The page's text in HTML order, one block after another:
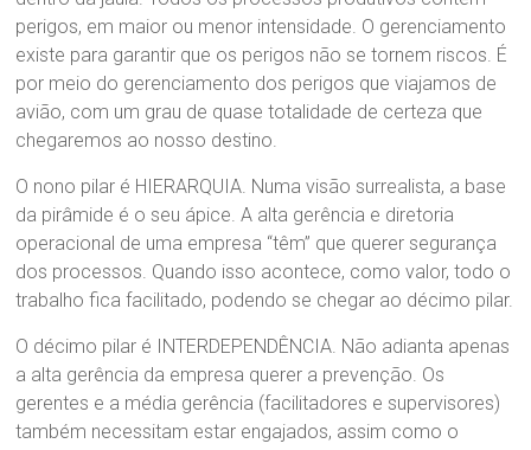
perigos, em maior ou menor intensidade. O gerenciamento
existe para garantir que os perigos não se tornem riscos. É
por meio do gerenciamento dos perigos que viajamos de
avião, com um grau de quase totalidade de certeza que
chegaremos ao nosso destino.
O nono pilar é HIERARQUIA. Numa visão surrealista, a base
da pirâmide é o seu ápice. A alta gerência e diretoria
operacional de uma empresa “têm” que querer segurança
dos processos. Quando isso acontece, como valor, todo o
trabalho fica facilitado, podendo se chegar ao décimo pilar.
O décimo pilar é INTERDEPENDÊNCIA. Não adianta apenas
a alta gerência da empresa querer a prevenção. Os
gerentes e a média gerência (facilitadores e supervisores)
também necessitam estar engajados, assim como o